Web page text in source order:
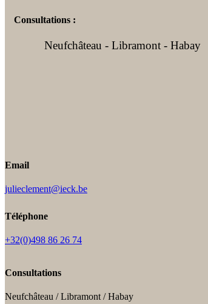
Consultations :
Neufchâteau - Libramont - Habay
Email
julieclement@ieck.be
Téléphone
+32(0)498 86 26 74
Consultations
Neufchâteau / Libramont / Habay